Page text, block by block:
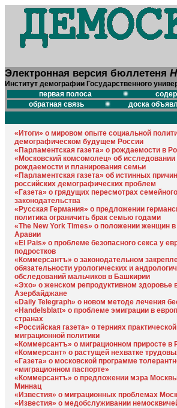
Электронная версия бюллетеня
Институт демографии Государственного
первая полоса
обратная связь
доска
«Итоги» о мировом опыте социальной
демографическом будущем России
«Парламентская газета» о рождаемости в
«Московский комсомолец» об исследовании
рождаемости и планирования семьи
«Парламентская газета» об истинных
российских демографических проблем
«Газета» о грядущих пересмотрах семейного
законодательства
«Русская Германия» о предложении
политика ограничить брак семью годами
«The New York Times» о положении женщин
Аравии
«Еl Pais» о проблеме безопасного секса у
подростков
«Коммерсантъ» о законодательном
обязательности урологических и
обследований мальчиков в Башкирии
«Эхо» о женском репродуктивном здоровье
Азербайджане
«Daily Telegraph» о новом методе лечения
«Handelsblatt» о проблеме эмиграции в
странах
«Российская газета» о терниях практической
миграционной политики
«Коммерсантъ» о миграционном приросте в
«Коммерсант» о растущей нехватке
«Газета» о московской программе
«миграционном паспорте»
«Коммерсантъ» о предложении мэра
Миннац
«Известия» о миграционных проблемах
«Известия» о медобслуживании